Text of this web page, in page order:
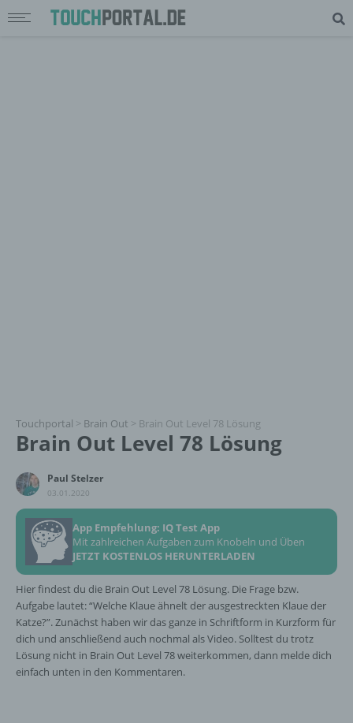
Touchportal > Brain Out > Brain Out Level 78 Lösung
Brain Out Level 78 Lösung
Paul Stelzer
03.01.2020
App Empfehlung: IQ Test App
Mit zahlreichen Aufgaben zum Knobeln und Üben
JETZT KOSTENLOS HERUNTERLADEN
Hier findest du die Brain Out Level 78 Lösung. Die Frage bzw.
Aufgabe lautet: “Welche Klaue ähnelt der ausgestreckten Klaue der
Katze?”. Zunächst haben wir das ganze in Schriftform in Kurzform für
dich und anschließend auch nochmal als Video. Solltest du trotz
Lösung nicht in Brain Out Level 78 weiterkommen, dann melde dich
einfach unten in den Kommentaren.